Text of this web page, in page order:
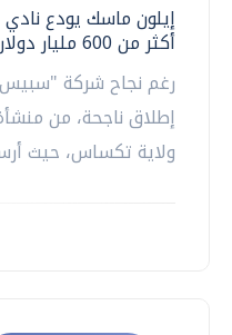
إيلون ماسك يودع نادي
أكثر من 600 مليار دولار
رغم نجاح شركة
إطلاق ناجحة، من
ولاية تكساس، حيث